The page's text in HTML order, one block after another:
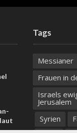
Tags
Messianer
Frauen in
Israels
Jerusalem
Syrien